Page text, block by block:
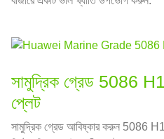
সামুদ্রিক গ্রেড 5086
প্লেট
সামুদ্রিক গ্রেড আবিষ্কার করুন 5086